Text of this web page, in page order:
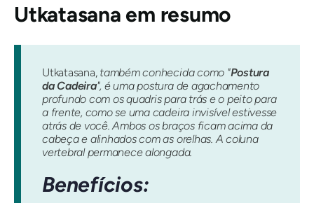
Utkatasana em resumo
Utkatasana,também conhecida como "Postura
da Cadeira", é uma postura de agachamento
profundo com os quadris para trás e o peito para
a frente, como se uma cadeira invisível estivesse
atrás de você. Ambos os braços ficam acima da
cabeça e alinhados com as orelhas. A coluna
vertebral permanece alongada.
Benefícios: